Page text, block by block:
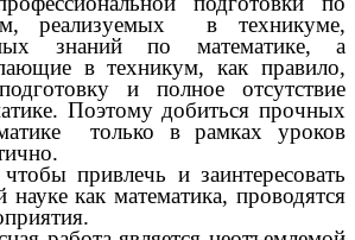
реализуемых в техникуме,
знаний по математике, а
в техникум, как правило,
и полное отсутствие
Поэтому добиться прочных
только в рамках уроков
привлечь и заинтересовать
науке как математика, проводятся